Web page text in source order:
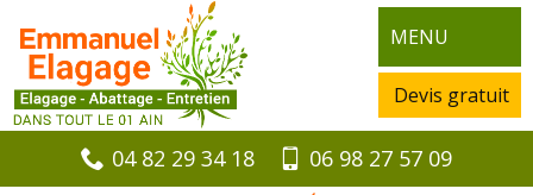
MENU
Devis gratuit
04 82 29 34 18 06 98 27 57 09